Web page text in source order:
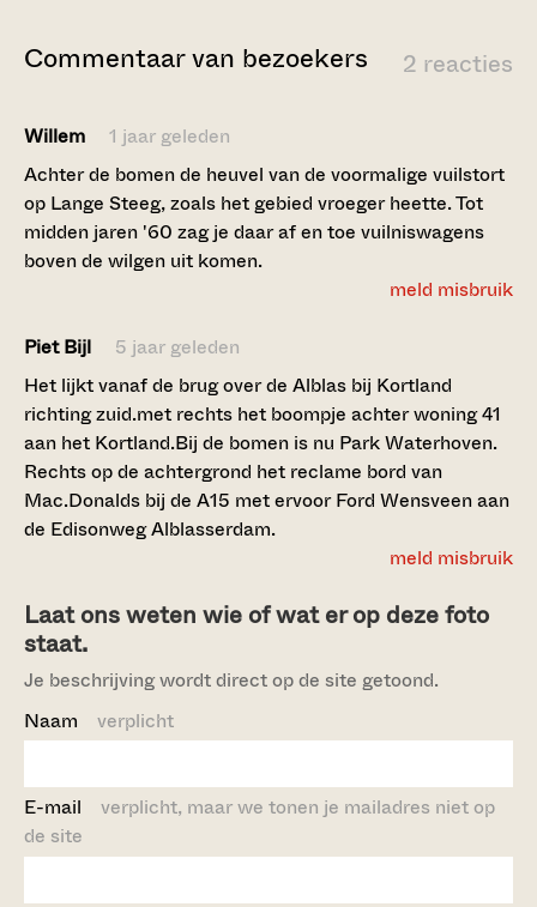
2 reacties
Commentaar van bezoekers
Willem
1 jaar geleden
Achter de bomen de heuvel van de voormalige vuilstort
op Lange Steeg, zoals het gebied vroeger heette. Tot
midden jaren '60 zag je daar af en toe vuilniswagens
boven de wilgen uit komen.
meld misbruik
Piet Bijl
5 jaar geleden
Het lijkt vanaf de brug over de Alblas bij Kortland
richting zuid.met rechts het boompje achter woning 41
aan het Kortland.Bij de bomen is nu Park Waterhoven.
Rechts op de achtergrond het reclame bord van
Mac.Donalds bij de A15 met ervoor Ford Wensveen aan
de Edisonweg Alblasserdam.
meld misbruik
Laat ons weten wie of wat er op deze foto
staat.
Je beschrijving wordt direct op de site getoond.
Naam verplicht
E-mail verplicht, maar we tonen je mailadres niet op
de site